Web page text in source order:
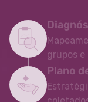
grupos e
Plano